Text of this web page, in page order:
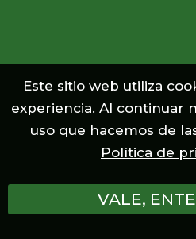
TIERRA INDÍGENA Nova
TIERRA INDÍGENA Munduruku
Este sitio web utiliza
experiencia. Al continuar
uso que hacemos de
Política de
VALE,